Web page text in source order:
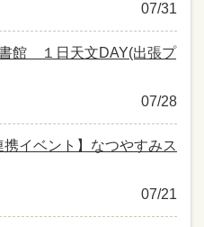
07/31
館 １日天文DAY(出張プ
07/28
イベント】なつやすみス
07/21